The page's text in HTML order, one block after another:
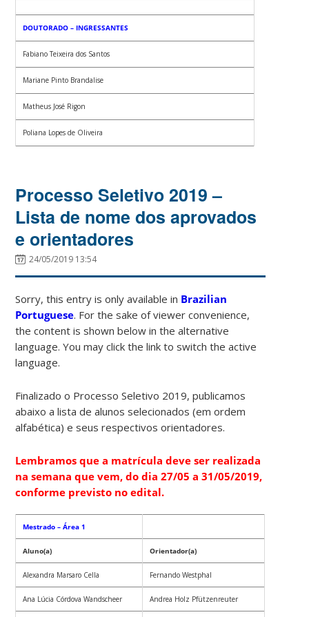
DOUTORADO – INGRESSANTES
Fabiano Teixeira dos Santos
Mariane Pinto Brandalise
Matheus José Rigon
Poliana Lopes de Oliveira
Processo Seletivo 2019 –
Lista de nome dos aprovados
e orientadores
24/05/2019 13:54
Sorry, this entry is only available in Brazilian
Portuguese. For the sake of viewer convenience,
the content is shown below in the alternative
language. You may click the link to switch the active
language.
Finalizado o Processo Seletivo 2019, publicamos
abaixo a lista de alunos selecionados (em ordem
alfabética) e seus respectivos orientadores.
Lembramos que a matrícula deve ser realizada
na semana que vem, do dia 27/05 a 31/05/2019,
conforme previsto no edital.
Mestrado – Área 1
Aluno(a) Orientador(a)
Alexandra Marsaro Cella Fernando Westphal
Ana Lúcia Córdova Wandscheer Andrea Holz Pfützenreuter